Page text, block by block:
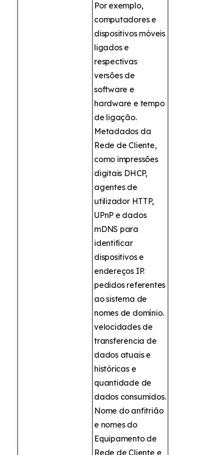
Por exemplo,
computadores e
dispositivos móveis
ligados e
respectivas
versões de
software e
hardware e tempo
de ligação.
Metadados da
Rede de Cliente,
como impressões
digitais DHCP,
agentes de
utilizador HTTP,
UPnP e dados
mDNS para
identificar
dispositivos e
endereços IP.
pedidos referentes
ao sistema de
nomes de domínio.
velocidades de
transferência de
dados atuais e
históricas e
quantidade de
dados consumidos.
Nome do anfitrião
e nomes do
Equipamento de
Rede de Cliente e